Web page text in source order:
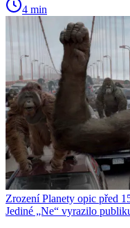
4 min
Zrození Planety opic před
Jediné „Ne“ vyrazilo